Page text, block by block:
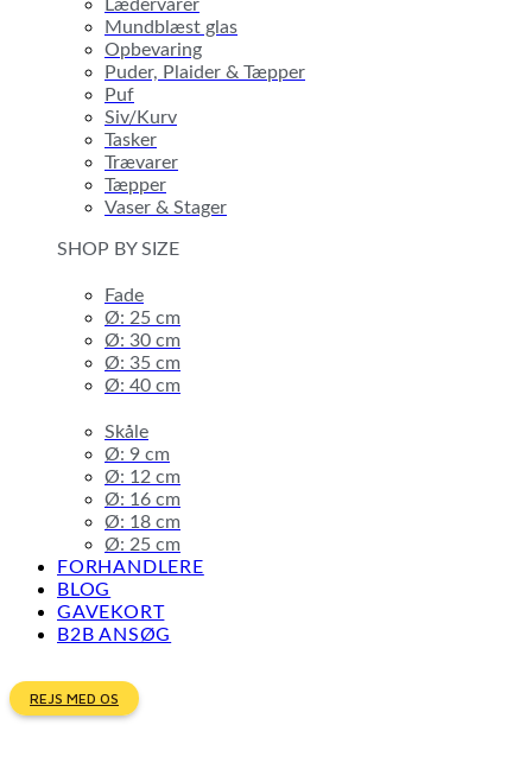
Lædervarer
Mundblæst glas
Opbevaring
Puder, Plaider & Tæpper
Puf
Siv/Kurv
Tasker
Trævarer
Tæpper
Vaser & Stager
SHOP BY SIZE
Fade
Ø: 25 cm
Ø: 30 cm
Ø: 35 cm
Ø: 40 cm
Skåle
Ø: 9 cm
Ø: 12 cm
Ø: 16 cm
Ø: 18 cm
Ø: 25 cm
FORHANDLERE
BLOG
GAVEKORT
B2B ANSØG
REJS MED OS